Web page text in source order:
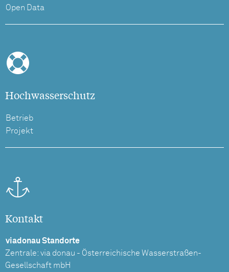
Open Data
Hochwasserschutz
Betrieb
Projekt
Kontakt
viadonau Standorte
Zentrale: via donau - Österreichische Wasserstraßen-
Gesellschaft mbH